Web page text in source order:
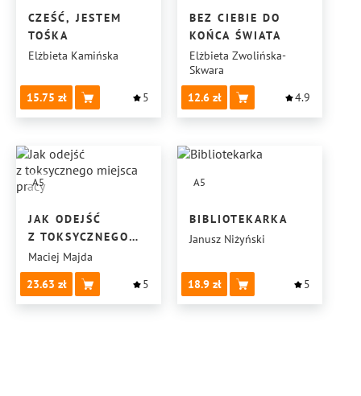
CZEŚĆ, JESTEM
TOŚKA
Elżbieta Kamińska
15.75 5
BEZ CIEBIE DO
KOŃCA ŚWIATA
Elżbieta Zwolińska-
Skwara
12.6
4.9
A5
JAK ODEJŚĆ
Z TOKSYCZNEGO
MIEJSCA PRACY
Maciej Majda
23.63
5
A5
BIBLIOTEKARKA
Janusz Niżyński
18.9 5